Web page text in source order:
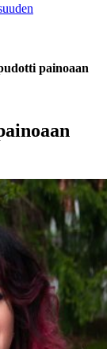
painoaan